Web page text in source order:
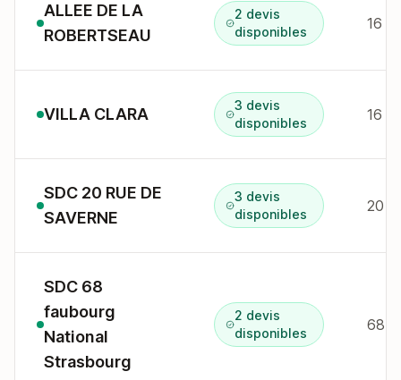
ALLEE DE LA
ROBERTSEAU
2 devis
disponibles
16
VILLA CLARA
3 devis
disponibles
SDC 20 RUE DE
SAVERNE
3 devis
disponibles
20
SDC 68
faubourg
National
Strasbourg
2 devis
disponibles